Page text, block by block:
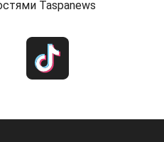
Taspanews